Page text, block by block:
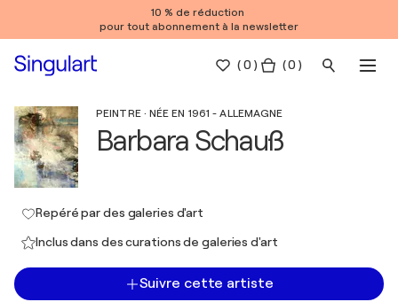
10 % de réduction
pour tout abonnement à la newsletter
(0 ) ( 0 )
PEINTRE · NÉE EN 1961 - ALLEMAGNE
Barbara Schauß
Repéré par des galeries d'art
Inclus dans des curations de galeries d'art
Suivre cette artiste